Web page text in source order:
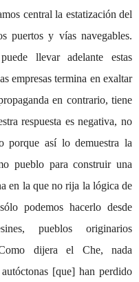
central la estatización del
puertos y vías navegables.
llevar adelante estas
empresas termina en exaltar
en contrario, tiene
respuesta es negativa, no
porque así lo demuestra la
pueblo para construir una
en la que no rija la lógica de
podemos hacerlo desde
pueblos originarios
dijera el Che, nada
[que] han perdido